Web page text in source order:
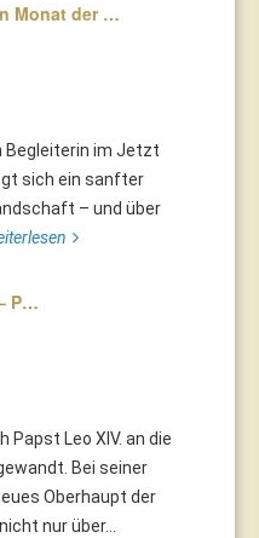
Monat der …
Begleiterin im Jetzt
sich ein sanfter
– und über
P…
Papst Leo XIV. an die
Bei seiner
Oberhaupt der
nur über...